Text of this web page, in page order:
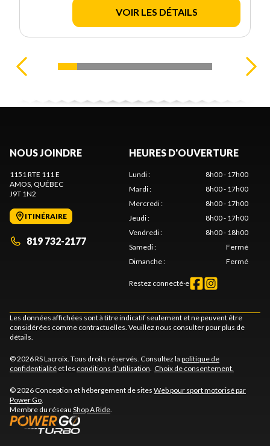
VOIR LES DÉTAILS
NOUS JOINDRE
1151 RTE 111 E
AMOS , QUÉBEC
J9T 1N2
ITINÉRAIRE
819 732-2177
HEURES D'OUVERTURE
Lundi:
8h00 - 17h00
Mardi:
8h00 - 17h00
Mercredi:
8h00 - 17h00
Jeudi:
8h00 - 17h00
Vendredi:
8h00 - 18h00
Samedi:
Fermé
Dimanche: Fermé
Restez connecté·e
Les données affichées sont à titre indicatif seulement et ne peuvent être
considérées comme contractuelles. Veuillez nous consulter pour plus de
détails.
© 2026 RS Lacroix. Tous droits réservés. Consultez la politique de
confidentialité et les conditions d'utilisation Choix de consentement.
© 2026 Conception et hébergement de sites Web pour sport motorisé par
Power Go
Membre du réseau Shop A Ride